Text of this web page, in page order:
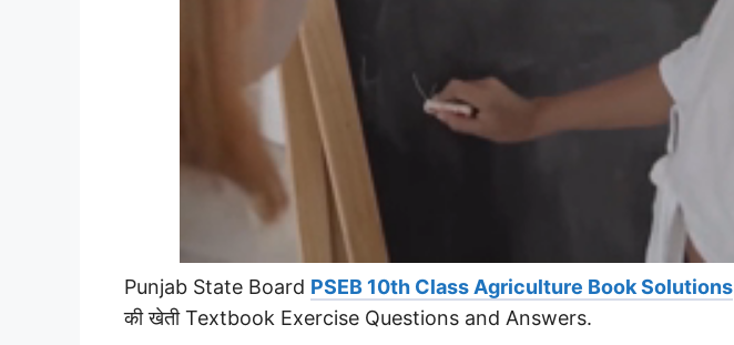
Punjab State Board PSEB 10th Class Agriculture Book Solutions
की खेती Textbook Exercise Questions and Answers.